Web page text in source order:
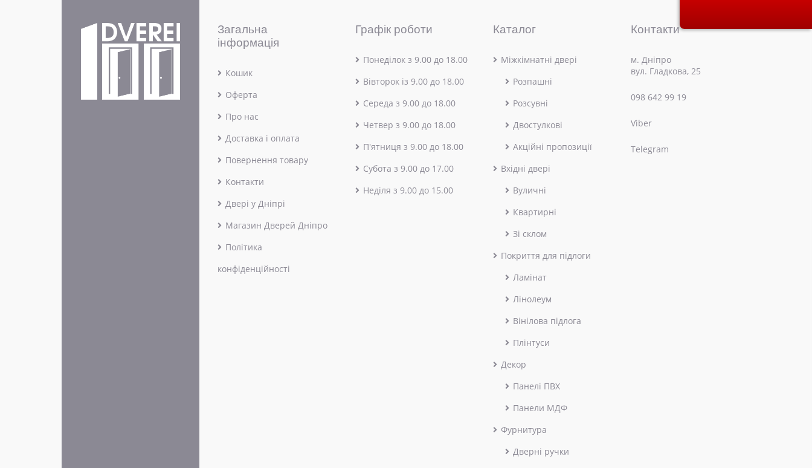
Загальна
інформація
Кошик
Оферта
Про нас
Доставка і оплата
Повернення товару
Контакти
Двері у Дніпрі
Магазин Дверей Дніпро
Політика
конфіденційності
Графік роботи
Понеділок з 9.00 до 18.00
Вівторок із 9.00 до 18.00
Середа з 9.00 до 18.00
Четвер з 9.00 до 18.00
П'ятниця з 9.00 до 18.00
Субота з 9.00 до 17.00
Неділя з 9.00 до 15.00
Каталог
Міжкімнатні двері
Розпашні
Розсувні
Двостулкові
Акційні пропозиції
Вхідні двері
Вуличні
Квартирні
Зі склом
Покриття для підлоги
Ламінат
Лінолеум
Вінілова підлога
Плінтуси
Декор
Панелі ПВХ
Панели МДФ
Фурнитура
Дверні ручки
Контакти
м. Дніпро
вул. Гладкова, 25
098 642 99 19
Viber
Telegram